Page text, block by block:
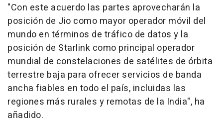
"Con este acuerdo las partes aprovecharán la
posición de Jio como mayor operador móvil del
mundo en términos de tráfico de datos y la
posición de Starlink como principal operador
mundial de constelaciones de satélites de órbita
terrestre baja para ofrecer servicios de banda
ancha fiables en todo el país, incluidas las
regiones más rurales y remotas de la India", ha
añadido.